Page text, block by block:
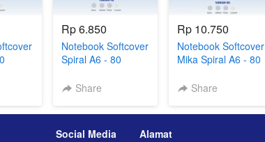
Rp 6.850
Notebook Softcover
Spiral A6 - 80
Share
Rp 10.750
Notebook Softcover
Mika Spiral A6 - 80
Share
Social Media Alamat